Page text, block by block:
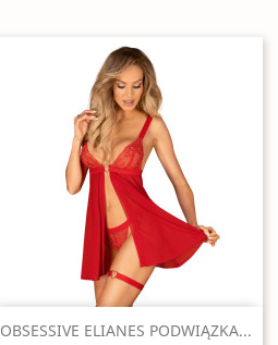
Szybki podgląd
OBSESSIVE ELIANES PODWIĄZKA...